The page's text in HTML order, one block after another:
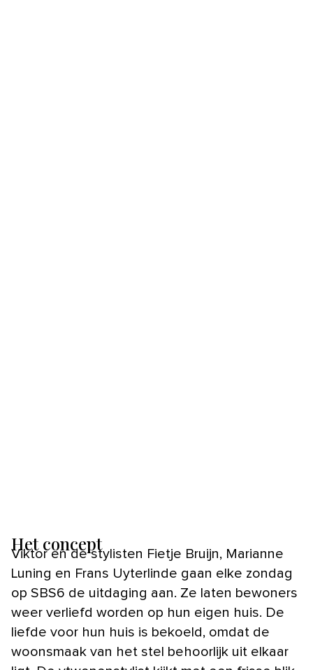
Het concept
Viktor en de stylisten Fietje Bruijn, Marianne
Luning en Frans Uyterlinde gaan elke zondag
op SBS6 de uitdaging aan. Ze laten bewoners
weer verliefd worden op hun eigen huis. De
liefde voor hun huis is bekoeld, omdat de
woonsmaak van het stel behoorlijk uit elkaar